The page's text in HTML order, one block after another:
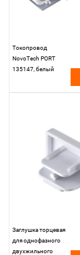
Токопровод
NovoTech PORT
135147, белый
Заглушка торцевая
для однофазного
двухжильного